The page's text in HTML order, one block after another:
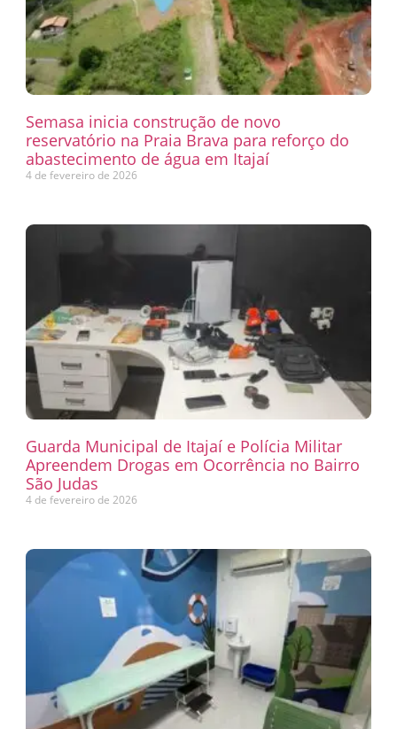
Semasa inicia construção de novo
reservatório na Praia Brava para reforço do
abastecimento de água em Itajaí
4 de fevereiro de 2026
Guarda Municipal de Itajaí e Polícia Militar
Apreendem Drogas em Ocorrência no Bairro
São Judas
4 de fevereiro de 2026